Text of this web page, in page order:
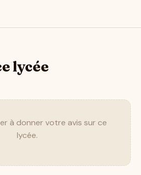
lycée
à donner votre avis sur ce
lycée.